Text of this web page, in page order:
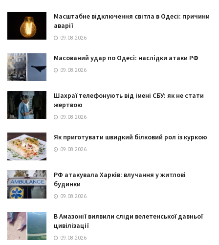
Масштабне відключення світла в Одесі: причини
аварії
09.08.2026
Масований удар по Одесі: наслідки атаки РФ
09.08.2026
Шахраї телефонують від імені СБУ: як не стати
жертвою
09.08.2026
Як приготувати швидкий білковий рол із куркою
09.08.2026
РФ атакувала Харків: влучання у житлові
будинки
09.08.2026
В Амазонії виявили сліди велетенської давньої
цивілізації
09.08.2026